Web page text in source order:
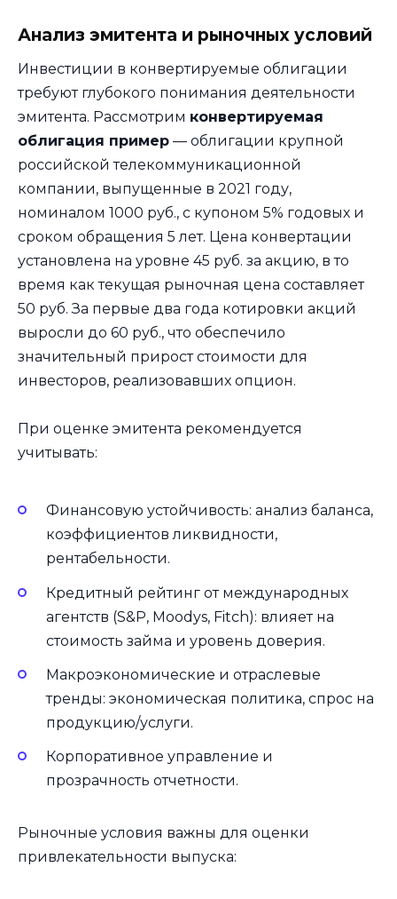
Анализ эмитента и рыночных условий
Инвестиции в конвертируемые облигации
требуют глубокого понимания деятельности
эмитента. Рассмотрим конвертируемая
облигация пример — облигации крупной
российской телекоммуникационной
компании, выпущенные в 2021 году,
номиналом 1000 руб., с купоном 5% годовых и
сроком обращения 5 лет. Цена конвертации
установлена на уровне 45 руб. за акцию, в то
время как текущая рыночная цена составляет
50 руб. За первые два года котировки акций
выросли до 60 руб., что обеспечило
значительный прирост стоимости для
инвесторов, реализовавших опцион.
При оценке эмитента рекомендуется
учитывать:
Финансовую устойчивость: анализ баланса,
коэффициентов ликвидности,
рентабельности.
Кредитный рейтинг от международных
агентств (S&P, Moodys, Fitch): влияет на
стоимость займа и уровень доверия.
Макроэкономические и отраслевые
тренды: экономическая политика, спрос на
продукцию/услуги.
Корпоративное управление и
прозрачность отчетности.
Рыночные условия важны для оценки
привлекательности выпуска: